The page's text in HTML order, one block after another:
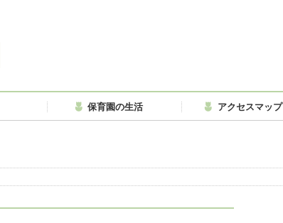
保育園の生活 アクセスマップ